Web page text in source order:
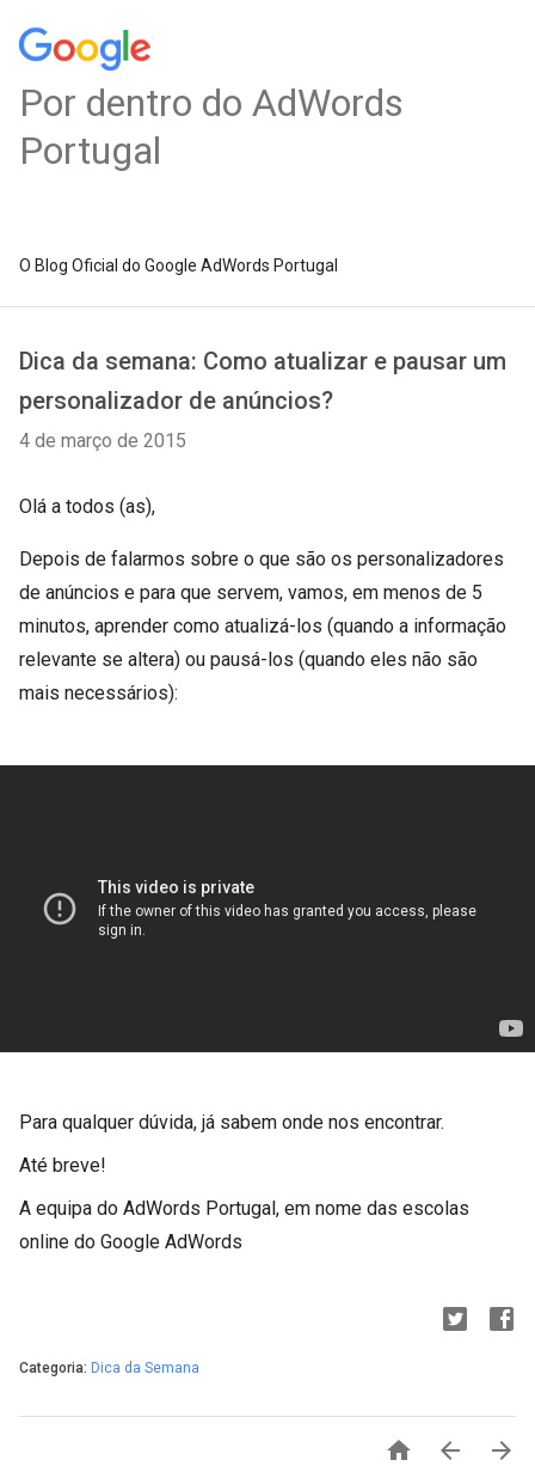
Por dentro do AdWords
Portugal
O Blog Oficial do Google AdWords Portugal
Dica da semana: Como atualizar e pausar um
personalizador de anúncios?
4 de março de 2015
Olá a todos (as),
Depois de falarmos sobre o que são os personalizadores
de anúncios e para que servem, vamos, em menos de 5
minutos, aprender como atualizá-los (quando a informação
relevante se altera) ou pausá-los (quando eles não são
mais necessários):
Para qualquer dúvida, já sabem onde nos encontrar.
Até breve!
A equipa do AdWords Portugal, em nome das escolas
online do Google AdWords
Categoria: Dica da Semana
  